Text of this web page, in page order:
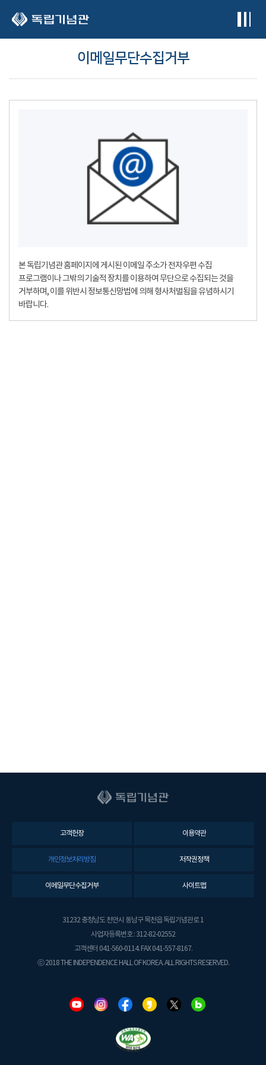
이메일무단수집거부
본 독립기념관 홈페이지에 게시된 이메일 주소가 전자우편 수집
프로그램이나 그밖의 기술적 장치를 이용하여 무단으로 수집되는 것을
거부하며, 이를 위반시 정보통신망법에 의해 형사처벌됨을 유념하시기
바랍니다.
고객헌장 이용약관
개인정보처리방침 저작권정책
이메일무단수집거부 사이트맵
31232 충청남도 천안시 동남구 목천읍 독립기념관로 1
사업자등록번호 : 312-82-02552
고객센터 041-560-0114. FAX 041-557-8167.
ⓒ 2018 THE INDEPENDENCE HALL OF KOREA. ALL RIGHTS RESERVED.